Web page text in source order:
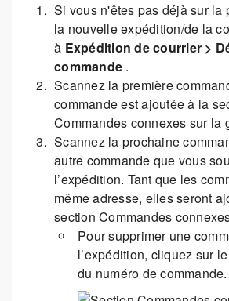
Si vous n'êtes pas déjà sur la
la nouvelle expédition/de la
à Expédition de courrier >
commande .
Scannez la première
commande est ajoutée à la
Commandes connexes sur la
Scannez la prochaine
autre commande que vous
l’expédition. Tant que les
même adresse, elles seront
section Commandes
Pour supprimer une
l’expédition, cliquez sur
du numéro de commande.